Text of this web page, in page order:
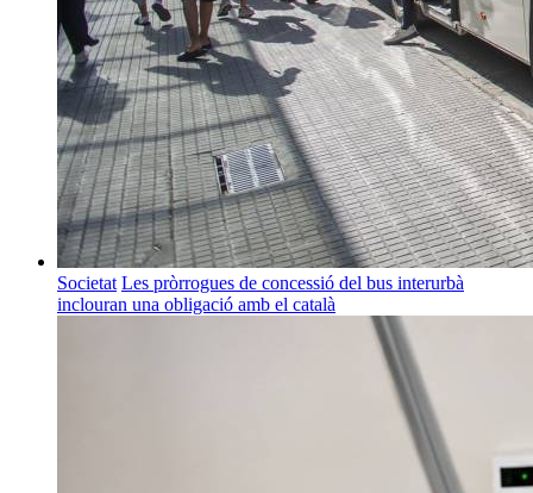
Societat Les pròrrogues de concessió del bus interurbà
inclouran una obligació amb el català